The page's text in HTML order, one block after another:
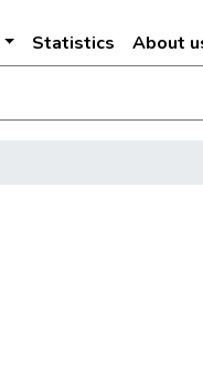
Statistics About